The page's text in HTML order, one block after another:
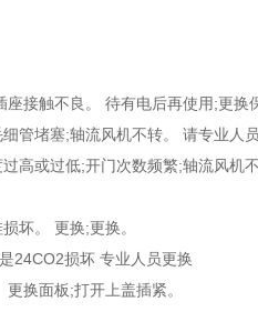
座接触不良。 待有电后再使用;更换
细管堵塞;轴流风机不转。 请专业人
高或过低;开门次数频繁;轴流风机
坏。 更换;更换。
24CO2损坏 专业人员更换
更换面板;打开上盖插紧。